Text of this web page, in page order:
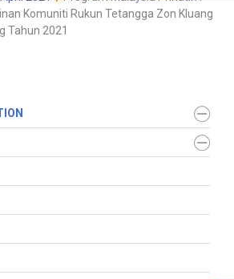
Komuniti Rukun Tetangga Zon Kluang
Tahun 2021